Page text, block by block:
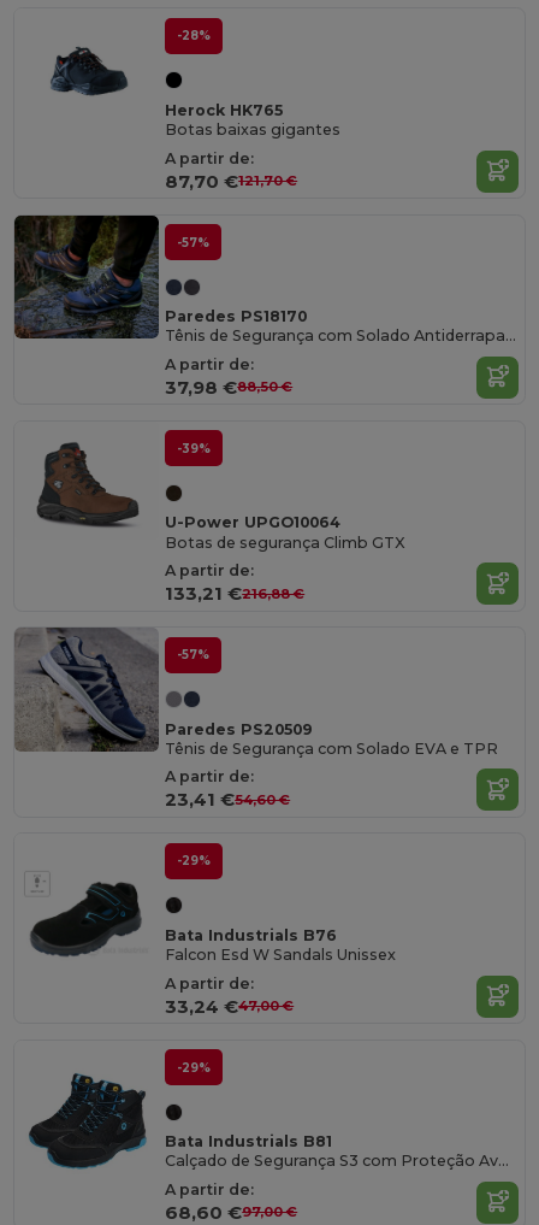
-28%
Herock HK765
Botas baixas gigantes
A partir de:
87,70 €121,70 €
-57%
Paredes PS18170
Tênis de Segurança com Solado Antiderrapante
A partir de:
37,98 €88,50 €
-39%
U-Power UPGO10064
Botas de segurança Climb GTX
A partir de:
133,21 €216,88 €
-57%
Paredes PS20509
Tênis de Segurança com Solado EVA e TPR
A partir de:
23,41 €54,60 €
-29%
Bata Industrials B76
Falcon Esd W Sandals Unissex
A partir de:
33,24 €47,00 €
-29%
Bata Industrials B81
Calçado de Segurança S3 com Proteção Avançada
A partir de:
68,60 €97,00 €